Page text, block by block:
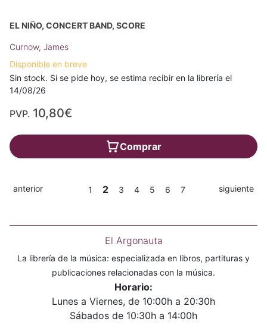
EL NIÑO, CONCERT BAND, SCORE
Curnow, James
Disponible en breve
Sin stock. Si se pide hoy, se estima recibir en la librería el
14/08/26
PVP. 10,80€
Comprar
anterior 1 2 3 4 5 6 7 siguiente
El Argonauta
La librería de la música: especializada en libros, partituras y
publicaciones relacionadas con la música.
Horario:
Lunes a Viernes, de 10:00h a 20:30h
Sábados de 10:30h a 14:00h